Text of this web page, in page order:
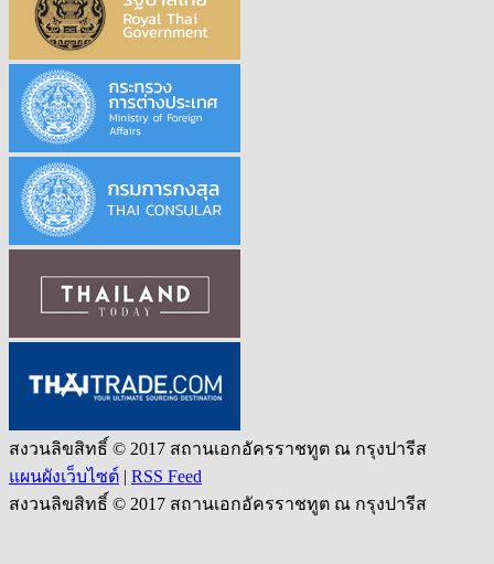
สงวนลิขสิทธิ์ © 2017 สถานเอกอัครราชทูต ณ กรุงปารีส
แผนผังเว็บไซต์ | RSS Feed
สงวนลิขสิทธิ์ © 2017 สถานเอกอัครราชทูต ณ กรุงปารีส